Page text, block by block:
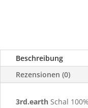
Beschreibung
Rezensionen (0)
3rd.earth Schal